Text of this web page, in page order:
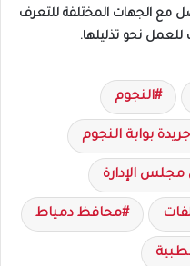
مع الجهات المختلفة للتعرف
للعمل نحو تذليلها.
النجوم
بوابة النجوم
الإدارة
محافظ دمياط